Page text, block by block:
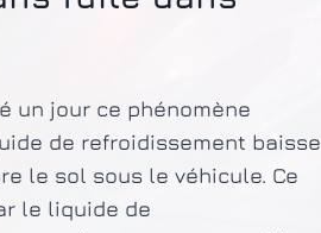
un jour ce phénomène
de refroidissement baisse
le sol sous le véhicule. Ce
le liquide de